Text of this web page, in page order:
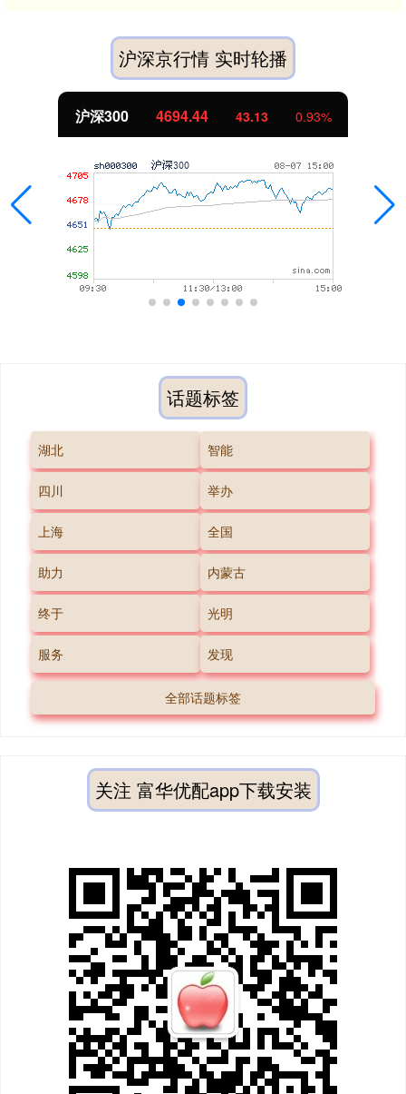
沪深京行情 实时轮播
沪深300 4694.44 43.13 0.93%
话题标签
湖北 智能
四川 举办
上海 全国
助力 内蒙古
终于 光明
服务 发现
全部话题标签
关注 富华优配app下载安装